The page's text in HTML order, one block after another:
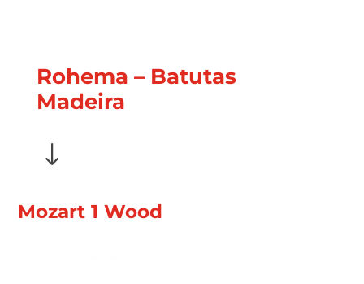
Rohema – Batutas
Madeira
"
Mozart 1 Wood